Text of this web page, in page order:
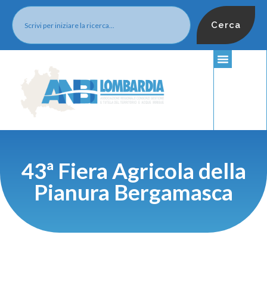
Cerca
43ª Fiera Agricola della
Pianura Bergamasca